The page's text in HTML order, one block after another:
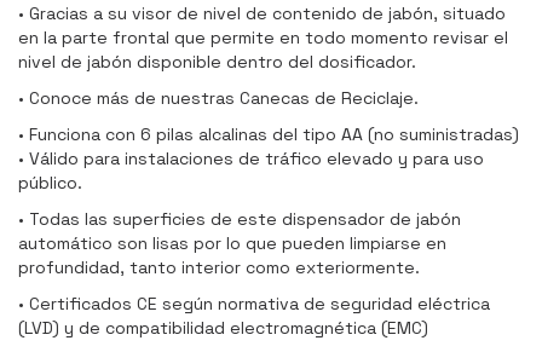
• Gracias a su visor de nivel de contenido de jabón, situado
en la parte frontal que permite en todo momento revisar el
nivel de jabón disponible dentro del dosificador.
• Conoce más de nuestras Canecas de Reciclaje.
• Funciona con 6 pilas alcalinas del tipo AA (no suministradas)
• Válido para instalaciones de tráfico elevado y para uso
público.
• Todas las superficies de este dispensador de jabón
automático son lisas por lo que pueden limpiarse en
profundidad, tanto interior como exteriormente.
• Certificados CE según normativa de seguridad eléctrica
(LVD) y de compatibilidad electromagnética (EMC)